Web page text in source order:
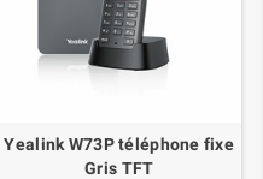
Yealink W73P téléphone fixe
Gris TFT